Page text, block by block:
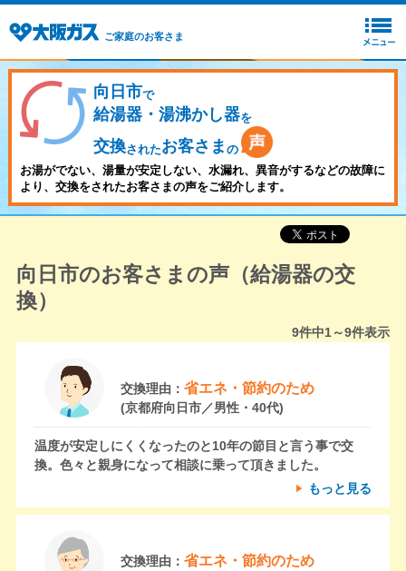
ご家庭のお客さま
向日市で
給湯器・湯沸かし器を
交換されたお客さま の
お湯がでない、湯量が安定しない、水漏れ、異音がするなどの故障に
より、交換をされたお客さまの声をご紹介します。
向日市のお客さまの声（給湯器の交
換）
9件中1～9件表示
交換理由： 省エネ・節約のため
(京都府向日市／男性・40代)
温度が安定しにくくなったのと10年の節目と言う事で交
換。色々と親身になって相談に乗って頂きました。
もっと見る
交換理由： 省エネ・節約のため